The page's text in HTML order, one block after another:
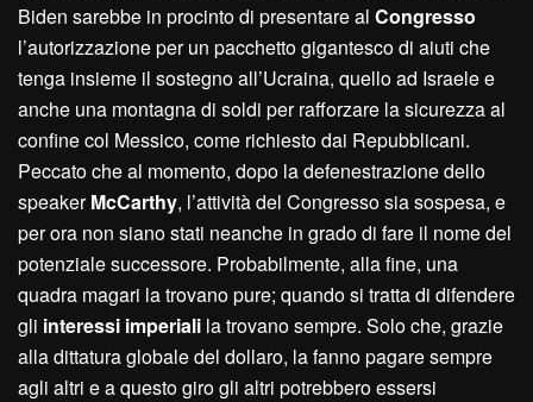
Biden sarebbe in procinto di presentare al Congresso
l’autorizzazione per un pacchetto gigantesco di aiuti che
tenga insieme il sostegno all’Ucraina, quello ad Israele e
anche una montagna di soldi per rafforzare la sicurezza al
confine col Messico, come richiesto dai Repubblicani.
Peccato che al momento, dopo la defenestrazione dello
speakerMcCarthy, l’attività del Congresso sia sospesa, e
per ora non siano stati neanche in grado di fare il nome del
potenziale successore. Probabilmente, alla fine, una
quadra magari la trovano pure; quando si tratta di difendere
gli interessi imperiali la trovano sempre. Solo che, grazie
alla dittatura globale del dollaro, la fanno pagare sempre
agli altri e a questo giro gli altri potrebbero essersi